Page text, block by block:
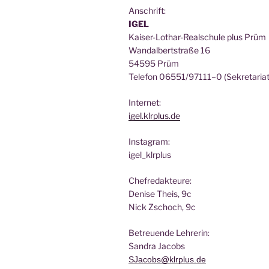
Anschrift:
IGEL
Kai­ser-Lothar-Real­schu­le plus Prüm
Wan­dal­bert­stra­ße 16
54595 Prüm
Tele­fon 06551/97111–0
Inter­net:
igel.klrplus.de
Insta­gram:
igel_klrplus
Chef­re­dak­teu­re:
Deni­se Theis, 9c
Nick Zscho­ch, 9c
Betreu­en­de Lehrerin:
San­dra Jacobs
SJacobs@klrplus.de